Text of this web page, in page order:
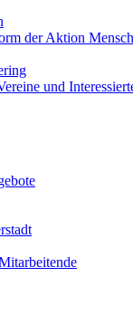
der Aktion Mensch
und